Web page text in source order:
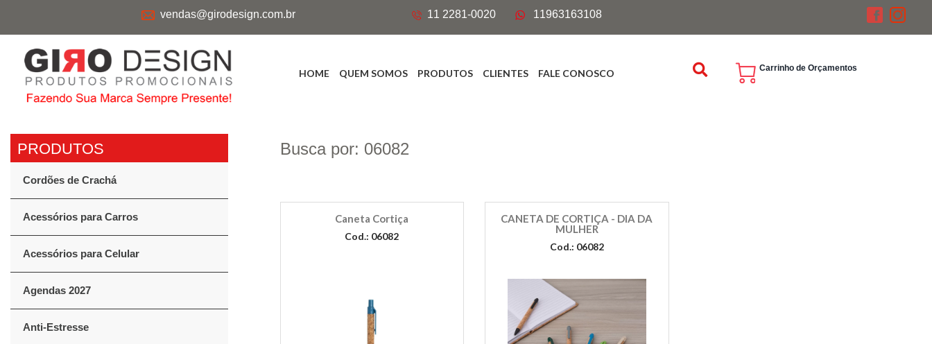
vendas@girodesign.com.br 11 2281-0020 11963163108
HOME QUEM SOMOS PRODUTOS CLIENTES FALE CONOSCO Carrinho de Orçamentos
Cordões de Crachá
Acessórios para Carros
Acessórios para Celular
Agendas 2027
Anti-Estresse
Busca por: 06082
Caneta Cortiça
Cod.: 06082
CANETA DE CORTIÇA - DIA DA
MULHER
Cod.: 06082